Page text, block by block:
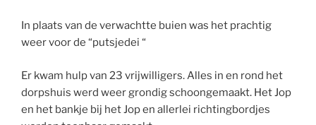
In plaats van de verwachtte buien was het prachtig
weer voor de “putsjedei “
Er kwam hulp van 23 vrijwilligers. Alles in en rond het
dorpshuis werd weer grondig schoongemaakt. Het Jop
en het bankje bij het Jop en allerlei richtingbordjes